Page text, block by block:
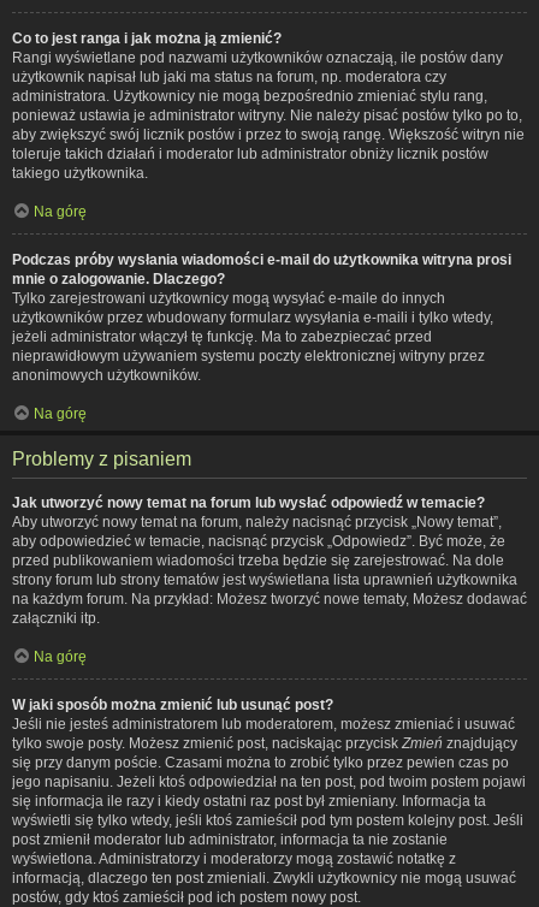
Co to jest ranga i jak można ją zmienić?
Rangi wyświetlane pod nazwami użytkowników oznaczają, ile postów dany
użytkownik napisał lub jaki ma status na forum, np. moderatora czy
administratora. Użytkownicy nie mogą bezpośrednio zmieniać stylu rang,
ponieważ ustawia je administrator witryny. Nie należy pisać postów tylko po to,
aby zwiększyć swój licznik postów i przez to swoją rangę. Większość witryn nie
toleruje takich działań i moderator lub administrator obniży licznik postów
takiego użytkownika.
Na górę
Podczas próby wysłania wiadomości e-mail do użytkownika witryna prosi
mnie o zalogowanie. Dlaczego?
Tylko zarejestrowani użytkownicy mogą wysyłać e-maile do innych
użytkowników przez wbudowany formularz wysyłania e-maili i tylko wtedy,
jeżeli administrator włączył tę funkcję. Ma to zabezpieczać przed
nieprawidłowym używaniem systemu poczty elektronicznej witryny przez
anonimowych użytkowników.
Na górę
Problemy z pisaniem
Jak utworzyć nowy temat na forum lub wysłać odpowiedź w temacie?
Aby utworzyć nowy temat na forum, należy nacisnąć przycisk „Nowy temat”,
aby odpowiedzieć w temacie, nacisnąć przycisk „Odpowiedz”. Być może, że
przed publikowaniem wiadomości trzeba będzie się zarejestrować. Na dole
strony forum lub strony tematów jest wyświetlana lista uprawnień użytkownika
na każdym forum. Na przykład: Możesz tworzyć nowe tematy, Możesz dodawać
załączniki itp.
Na górę
W jaki sposób można zmienić lub usunąć post?
Jeśli nie jesteś administratorem lub moderatorem, możesz zmieniać i usuwać
tylko swoje posty. Możesz zmienić post, naciskając przycisk Zmień znajdujący
się przy danym poście. Czasami można to zrobić tylko przez pewien czas po
jego napisaniu. Jeżeli ktoś odpowiedział na ten post, pod twoim postem pojawi
się informacja ile razy i kiedy ostatni raz post był zmieniany. Informacja ta
wyświetli się tylko wtedy, jeśli ktoś zamieścił pod tym postem kolejny post. Jeśli
post zmienił moderator lub administrator, informacja ta nie zostanie
wyświetlona. Administratorzy i moderatorzy mogą zostawić notatkę z
informacją, dlaczego ten post zmieniali. Zwykli użytkownicy nie mogą usuwać
postów, gdy ktoś zamieścił pod ich postem nowy post.